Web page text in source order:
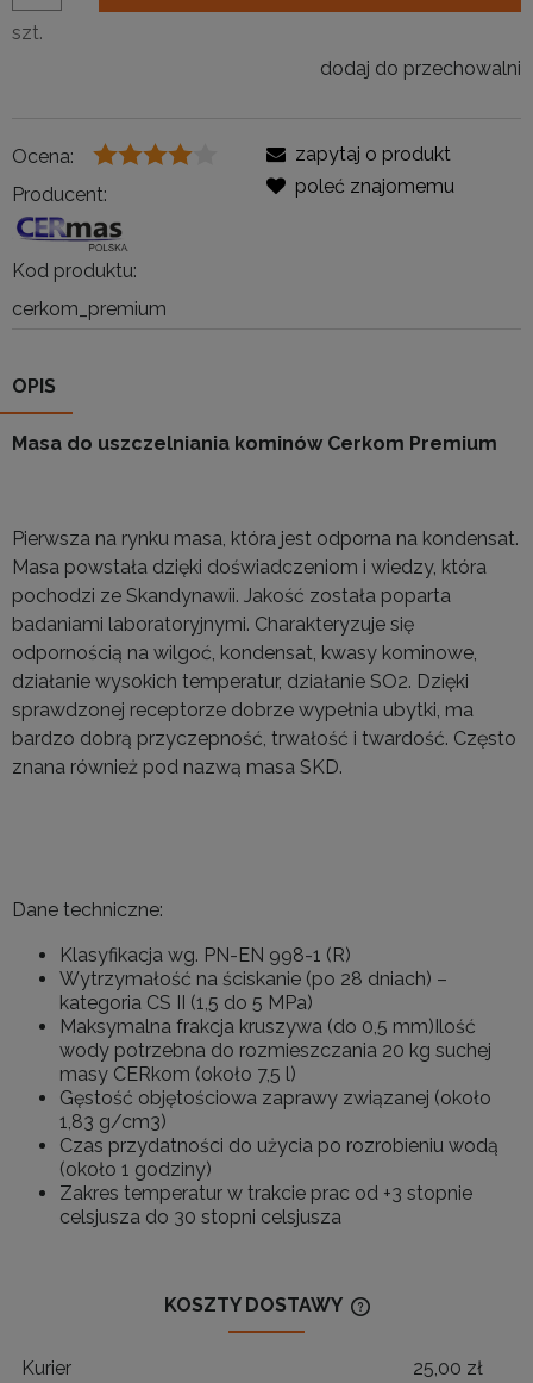
szt.
dodaj do przechowalni
Ocena:
Producent:
Kod produktu:
cerkom_premium
zapytaj o produkt
poleć znajomemu
OPIS
Masa do uszczelniania kominów Cerkom Premium
Pierwsza na rynku masa, która jest odporna na kondensat.
Masa powstała dzięki doświadczeniom i wiedzy, która
pochodzi ze Skandynawii. Jakość została poparta
badaniami laboratoryjnymi. Charakteryzuje się
odpornością na wilgoć, kondensat, kwasy kominowe,
działanie wysokich temperatur, działanie SO2. Dzięki
sprawdzonej receptorze dobrze wypełnia ubytki, ma
bardzo dobrą przyczepność, trwałość i twardość. Często
znana również pod nazwą masa SKD.
Dane techniczne:
Klasyfikacja wg. PN-EN 998-1 (R)
Wytrzymałość na ściskanie (po 28 dniach) –
kategoria CS II (1,5 do 5 MPa)
Maksymalna frakcja kruszywa (do 0,5 mm)Ilość
wody potrzebna do rozmieszczania 20 kg suchej
masy CERkom (około 7,5 l)
Gęstość objętościowa zaprawy związanej (około
1,83 g/cm3)
Czas przydatności do użycia po rozrobieniu wodą
(około 1 godziny)
Zakres temperatur w trakcie prac od +3 stopnie
celsjusza do 30 stopni celsjusza
KOSZTY DOSTAWY
Kurier 25,00 zł